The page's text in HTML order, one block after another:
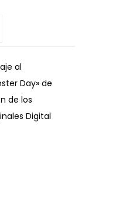
al
Day» de
de los
Digital